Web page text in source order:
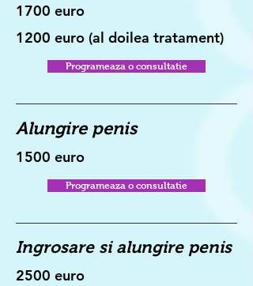
1700 euro
1200 euro (al doilea tratament)
Programeaza o consultatie
Alungire penis
1500 euro
Programeaza o consultatie
Ingrosare si alungire penis
2500 euro